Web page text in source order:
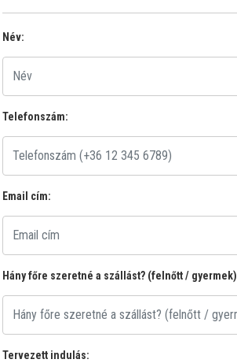
Név:
Telefonszám:
Email cím:
Hány főre szeretné a szállást? (felnőtt / gyermek)
Tervezett indulás: